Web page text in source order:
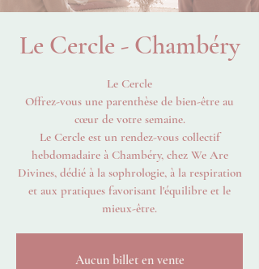
Le Cercle - Chambéry
Le Cercle
Offrez-vous une parenthèse de bien-être au
cœur de votre semaine.
Le Cercle est un rendez-vous collectif
hebdomadaire à Chambéry, chez We Are
Divines, dédié à la sophrologie, à la respiration
et aux pratiques favorisant l'équilibre et le
mieux-être.
Aucun billet en vente